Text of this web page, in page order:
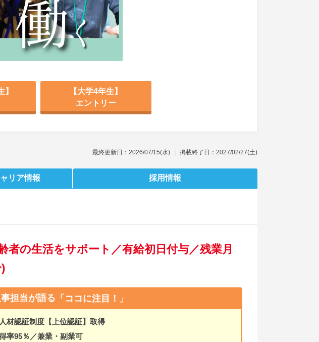
】
【大学4年生】
エントリー
最終更新日：2026/07/15(水) 掲載終了日：2027/02/27(土)
リア情報 採用情報
者の生活をサポート／有給初日付与／残業月
担当が語る 「ココに注目！」
材認証制度【上位認証】取得
率95％／兼業・副業可